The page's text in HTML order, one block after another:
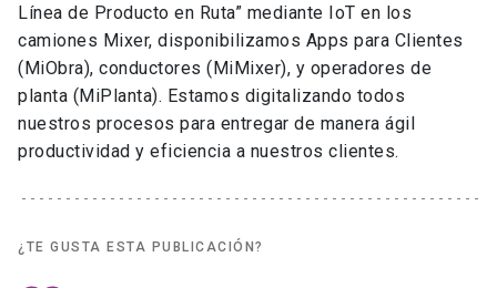
Línea de Producto en Ruta” mediante IoT en los
camiones Mixer, disponibilizamos Apps para Clientes
(MiObra), conductores (MiMixer), y operadores de
planta (MiPlanta). Estamos digitalizando todos
nuestros procesos para entregar de manera ágil
productividad y eficiencia a nuestros clientes.
¿TE GUSTA ESTA PUBLICACIÓN?